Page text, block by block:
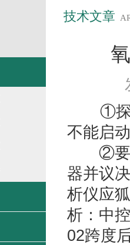
技术文章
①探头
不能启
②要是
器并议
析仪应
析：中
02跨度